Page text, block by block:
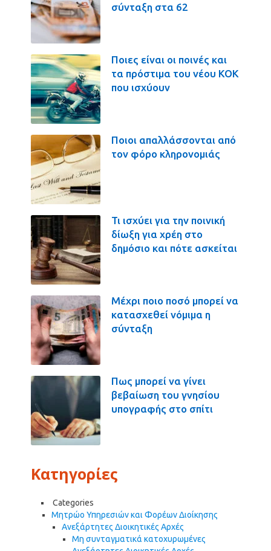
σύνταξη στα 62
Ποιες είναι οι ποινές και
τα πρόστιμα του νέου ΚΟΚ
που ισχύουν
Ποιοι απαλλάσσονται από
τον φόρο κληρονομιάς
Τι ισχύει για την ποινική
δίωξη για χρέη στο
δημόσιο και πότε ασκείται
Μέχρι ποιο ποσό μπορεί να
κατασχεθεί νόμιμα η
σύνταξη
Πως μπορεί να γίνει
βεβαίωση του γνησίου
υπογραφής στο σπίτι
Κατηγορίες
Categories
Μητρώο Υπηρεσιών και Φορέων Διοίκησης
Ανεξάρτητες Διοικητικές Αρχές
Μη συνταγματικά κατοχυρωμένες